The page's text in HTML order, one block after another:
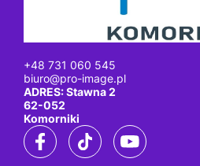
+48 731 060 545
biuro@pro-image.pl
ADRES: Stawna 2
62-052
Komorniki